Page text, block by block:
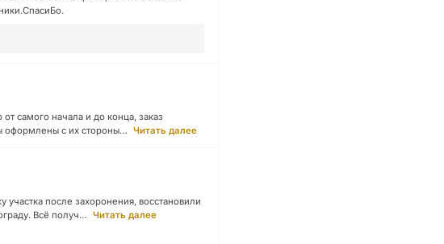
самого начала и до конца, заказ
оформлены с их стороны… Читать далее
после захоронения, восстановили
Всё получ… Читать далее